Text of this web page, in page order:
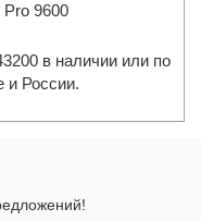
9600
в наличии или по
и России.